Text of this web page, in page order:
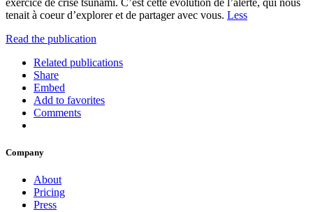
exercice de crise tsunami. C’est cette évolution de l’alerte, qui nous
tenait à coeur d’explorer et de partager avec vous. Less
Read the publication
Related publications
Share
Embed
Add to favorites
Comments
Company
About
Pricing
Press